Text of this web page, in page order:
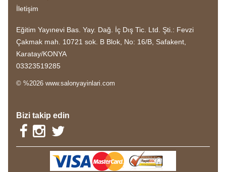
İletişim
Eğitim Yayınevi Bas. Yay. Dağ. İç Dış Tic. Ltd. Şti.: Fevzi
Çakmak mah. 10721 sok. B Blok, No: 16/B, Safakent,
Karatay/KONYA
03323519285
© %2026 www.salonyayinlari.com
Bizi takip edin